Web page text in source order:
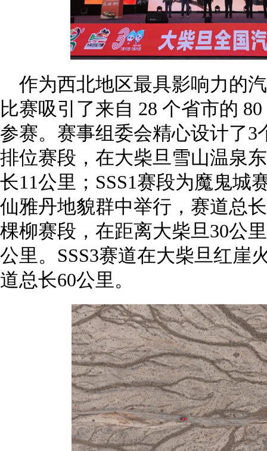
作为西北地区最具影响力的
比赛吸引了来自 28 个省市的
参赛。赛事组委会精心设计了3
排位赛段，在大柴旦雪山温泉
长11公里；SSS1赛段为魔鬼城
仙雅丹地貌群中举行，赛道总
棵柳赛段，在距离大柴旦30公
公里。SSS3赛道在大柴旦红崖
道总长60公里。